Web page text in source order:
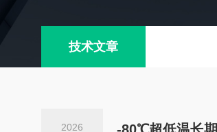
技术文章
2026